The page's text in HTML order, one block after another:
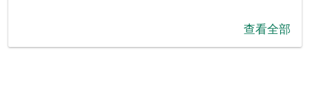
查看全部